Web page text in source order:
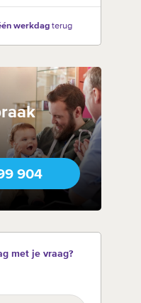
werkdagterug
904
met je vraag?